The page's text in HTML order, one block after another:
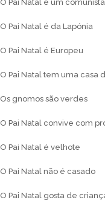
O Pai Natal é um
O Pai Natal é da Lapónia
O Pai Natal é Europeu
O Pai Natal tem uma
Os gnomos são verdes
O Pai Natal convive com
O Pai Natal é velhote
O Pai Natal não é casado
O Pai Natal gosta de